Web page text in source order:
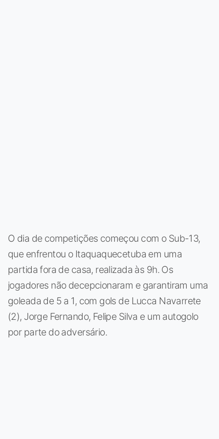
O dia de competições começou com o Sub-13,
que enfrentou o Itaquaquecetuba em uma
partida fora de casa, realizada às 9h. Os
jogadores não decepcionaram e garantiram uma
goleada de 5 a 1, com gols de Lucca Navarrete
(2), Jorge Fernando, Felipe Silva e um autogolo
por parte do adversário.